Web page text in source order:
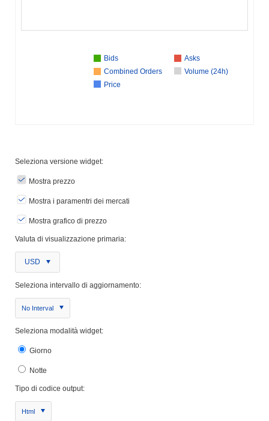
Bids
Asks
Combined Orders
Volume (24h)
Price
Seleziona versione widget:
Mostra prezzo
Mostra i paramentri dei mercati
Mostra grafico di prezzo
Valuta di visualizzazione primaria:
USD
Seleziona intervallo di aggiornamento:
No Interval
Seleziona modalità widget:
Giorno
Notte
Tipo di codice output:
Html